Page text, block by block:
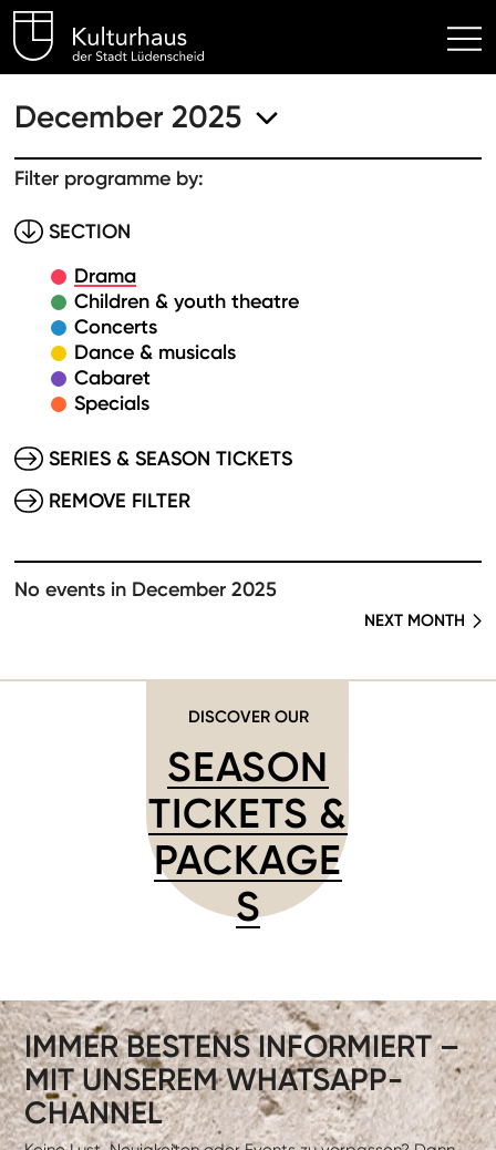
Kulturhaus Lüdenscheid
December 2025
Filter programme by:
SECTION
Drama
Children & youth theatre
Concerts
Dance & musicals
Cabaret
Specials
SERIES & SEASON TICKETS
REMOVE FILTER
No events in December 2025
NEXT MONTH
DISCOVER OUR
SEASON
TICKETS &
PACKAGE
S
IMMER BESTENS INFORMIERT –
MIT UNSEREM WHATSAPP-
CHANNEL